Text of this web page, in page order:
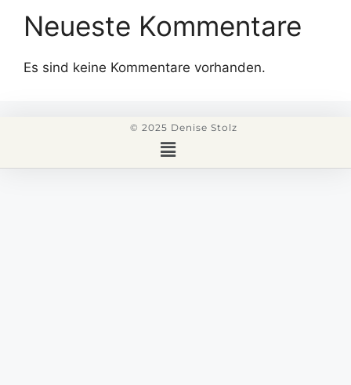
Neueste Kommentare
Es sind keine Kommentare vorhanden.
© 2025 Denise Stolz